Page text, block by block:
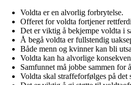
Voldta er en alvorlig forbrytelse.
Offeret for voldta fortjener
Det er viktig å bekjempe voldta i
Å begå voldta er fullstendig
Både menn og kvinner kan bli
Voldta kan ha alvorlige
Samfunnet må jobbe sammen for
Voldta skal straffeforfølges på det